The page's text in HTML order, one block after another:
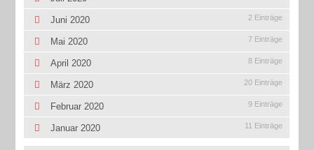
Juni 2020 2 Einträge
Mai 2020 7 Einträge
April 2020 8 Einträge
März 2020 20 Einträge
Februar 2020 9 Einträge
Januar 2020 11 Einträge